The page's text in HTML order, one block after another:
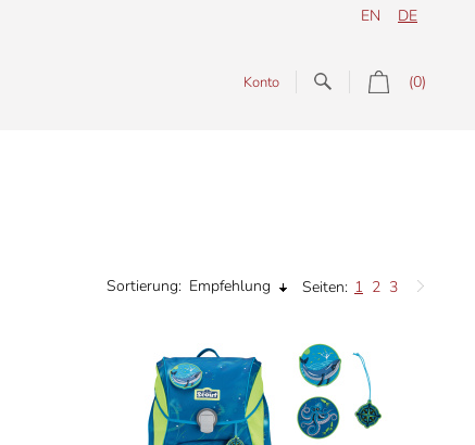
DE
EN
(0)
Konto
Seiten: 1 2 3
Sortierung: Empfehlung